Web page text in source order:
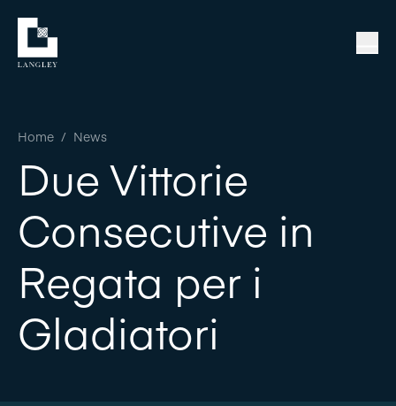
Home / News
Due Vittorie
Consecutive in
Regata per i
Gladiatori